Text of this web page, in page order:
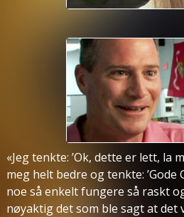
«Jeg tenkte: ’Ok, dette er lett, la
meg helt bedre og tenkte: ’Gode
noe så enkelt fungere så raskt
nøyaktig det som ble sagt at det